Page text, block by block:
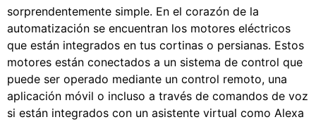
sorprendentemente simple. En el corazón de la
automatización se encuentran los motores eléctricos
que están integrados en tus cortinas o persianas. Estos
motores están conectados a un sistema de control que
puede ser operado mediante un control remoto, una
aplicación móvil o incluso a través de comandos de voz
si están integrados con un asistente virtual como Alexa